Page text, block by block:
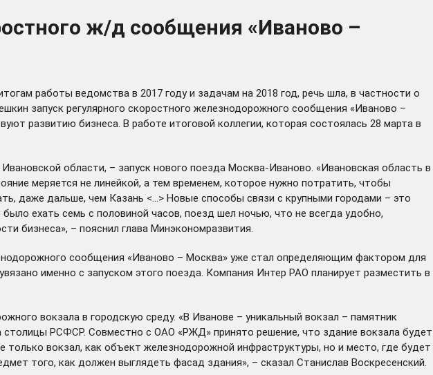
ж/д сообщения «Иваново –
работы ведомства в 2017 году и задачам на 2018 год, речь шла, в частности о
запуск регулярного скоростного железнодорожного сообщения «Иваново –
развитию бизнеса. В работе итоговой коллегии, которая состоялась 28 марта в
области, – запуск нового поезда Москва-Иваново. «Ивановская область в
меряется не линейкой, а тем временем, которое нужно потратить, чтобы
даже дальше, чем Казань <…> Новые способы связи с крупными городами – это
ехать семь с половиной часов, поезд шел ночью, что не всегда удобно,
бизнеса», – пояснил глава Минэкономразвития.
сообщения «Иваново – Москва» уже стал определяющим фактором для
именно с запуском этого поезда. Компания Интер РАО планирует разместить в
вокзала в городскую среду. «В Иванове – уникальный вокзал – памятник
столицы РСФСР. Совместно с ОАО «РЖД» принято решение, что здание вокзала будет
вокзал, как объект железнодорожной инфраструктуры, но и место, где будет
того, как должен выглядеть фасад здания», – сказал Станислав Воскресенский.